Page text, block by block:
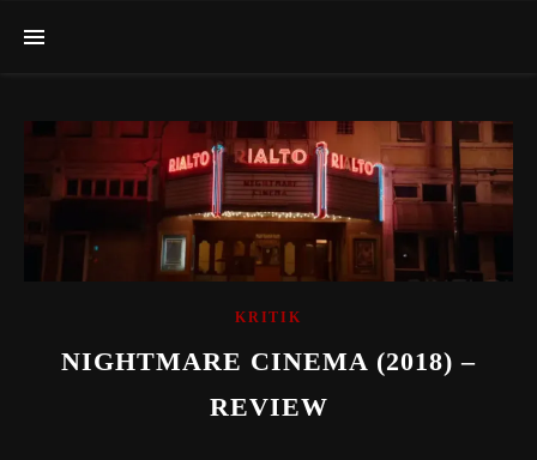
KRITIK
NIGHTMARE CINEMA (2018) –
REVIEW